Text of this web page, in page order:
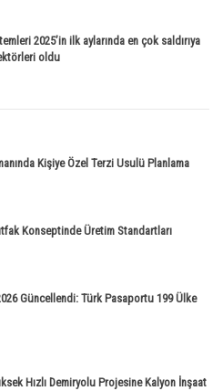
2025’in ilk aylarında en çok saldırıya
oldu
Kişiye Özel Terzi Usulü Planlama
Konseptinde Üretim Standartları
Güncellendi: Türk Pasaportu 199 Ülke
Hızlı Demiryolu Projesine Kalyon İnşaat